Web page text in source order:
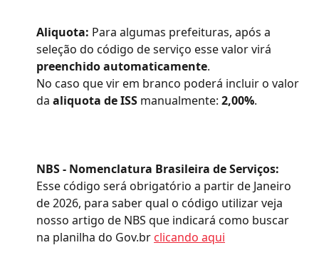
Aliquota: Para algumas prefeituras, após a
seleção do código de serviço esse valor virá
preenchido automaticamente.
No caso que vir em branco poderá incluir o valor
da aliquota de ISS manualmente: 2,00%.
NBS - Nomenclatura Brasileira de Serviços:
Esse código será obrigatório a partir de Janeiro
de 2026, para saber qual o código utilizar veja
nosso artigo de NBS que indicará como buscar
na planilha do Gov.br clicando aqui